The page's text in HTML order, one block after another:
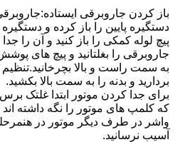
باز کردن جاروبرقی
دستگیره پایین را باز کرده و
پیچ لوله کمکی را باز کنید و آن را جدا
جاروبرقی را بغلتانید و پیچ های پوشش
به سمت راست و بالا بچرخانید.تنظیم
بردارید و بدنه را به سمت بالا بکشید.
برای جدا کردن موتور ابتدا غلتک
که کلمپ های موتور را نگه داشته اند
واشر در طرف دیگر موتور در
آسیب نرسانید.